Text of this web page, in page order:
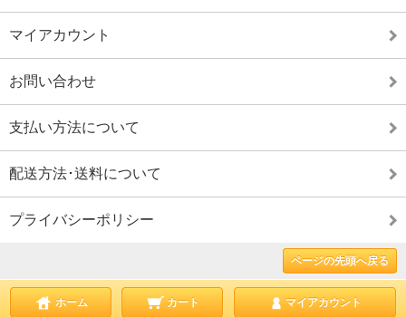
マイアカウント
お問い合わせ
支払い方法について
配送方法･送料について
プライバシーポリシー
ページの先頭へ戻る
ホーム カート マイアカウント